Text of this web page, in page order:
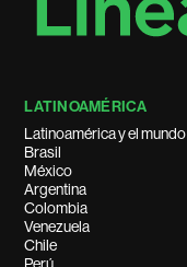
LATINOAMÉRICA
Latinoamérica y el mundo
Brasil
México
Argentina
Colombia
Venezuela
Chile